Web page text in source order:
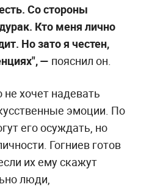
Со стороны
Кто меня лично
Но зато я честен,
— пояснил он.
хочет надевать
эмоции. По
его осуждать, но
Гогниев готов
их ему скажут
люди,